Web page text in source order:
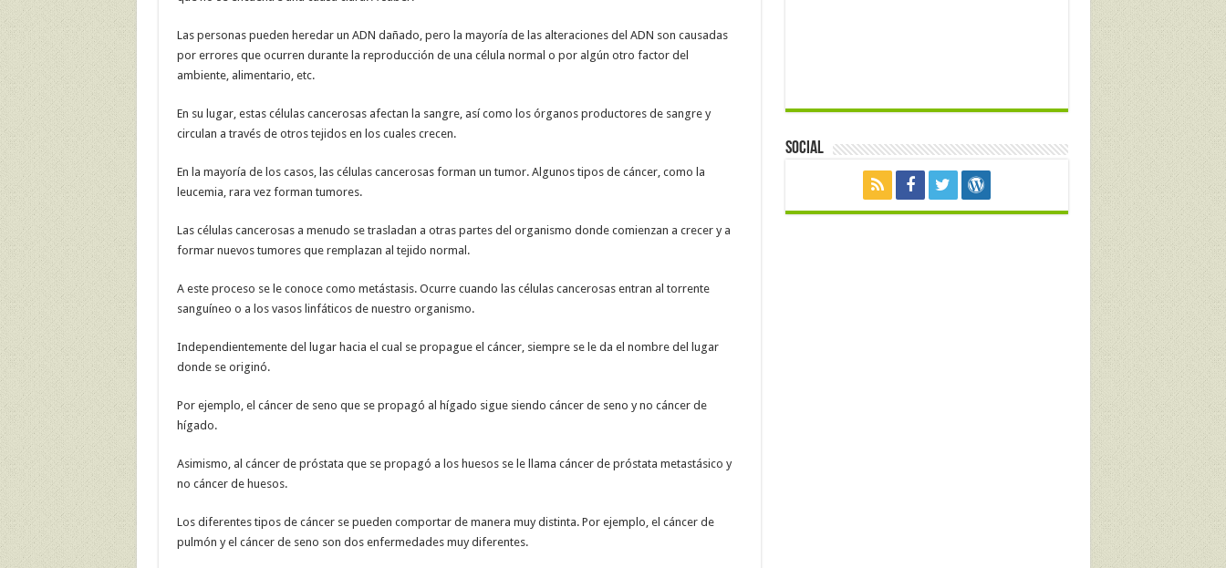
Las personas pueden heredar un ADN dañado, pero la mayoría de las alteraciones del ADN son causadas
por errores que ocurren durante la reproducción de una célula normal o por algún otro factor del
ambiente, alimentario, etc.
En su lugar, estas células cancerosas afectan la sangre, así como los órganos productores de sangre y
circulan a través de otros tejidos en los cuales crecen.
En la mayoría de los casos, las células cancerosas forman un tumor. Algunos tipos de cáncer, como la
leucemia, rara vez forman tumores.
Las células cancerosas a menudo se trasladan a otras partes del organismo donde comienzan a crecer y a
formar nuevos tumores que remplazan al tejido normal.
A este proceso se le conoce como metástasis. Ocurre cuando las células cancerosas entran al torrente
sanguíneo o a los vasos linfáticos de nuestro organismo.
Independientemente del lugar hacia el cual se propague el cáncer, siempre se le da el nombre del lugar
donde se originó.
Por ejemplo, el cáncer de seno que se propagó al hígado sigue siendo cáncer de seno y no cáncer de
hígado.
Asimismo, al cáncer de próstata que se propagó a los huesos se le llama cáncer de próstata metastásico y
no cáncer de huesos.
Los diferentes tipos de cáncer se pueden comportar de manera muy distinta. Por ejemplo, el cáncer de
pulmón y el cáncer de seno son dos enfermedades muy diferentes.
Social